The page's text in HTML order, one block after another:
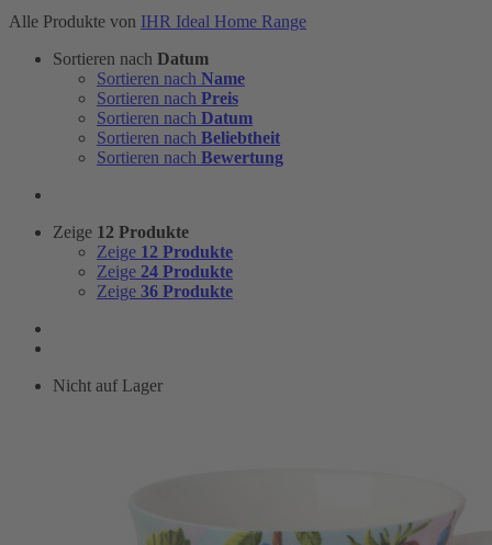
Alle Produkte von IHR Ideal Home Range
Sortieren nach Datum
Sortieren nach Name
Sortieren nach Preis
Sortieren nach Datum
Sortieren nach Beliebtheit
Sortieren nach Bewertung
Zeige 12 Produkte
Zeige 12 Produkte
Zeige 24 Produkte
Zeige 36 Produkte
Nicht auf Lager